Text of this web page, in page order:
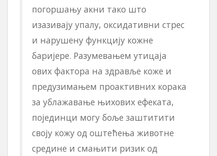
погоршању акни тако што
изазивају упалу, оксидативни стрес
и нарушену функцију кожне
баријере. Разумевањем утицаја
ових фактора на здравље коже и
предузимањем проактивних корака
за ублажавање њихових ефеката,
појединци могу боље заштитити
своју кожу од оштећења животне
средине и смањити ризик од